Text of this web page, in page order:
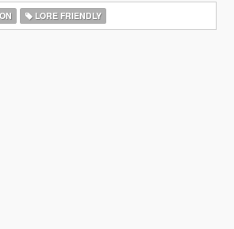
LORE FRIENDLY